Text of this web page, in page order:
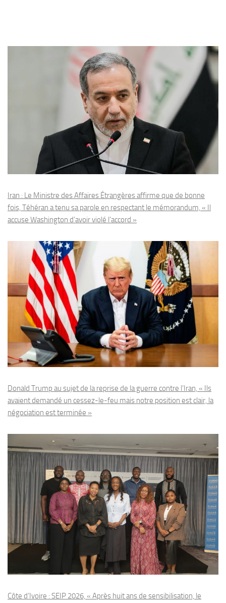
Iran : Le Ministre des Affaires Étrangères affirme que de bonne
fois, Téhéran a tenu sa parole en respectant le mémorandum, « Il
accuse Washington d’avoir violé l’accord »
Donald Trump au sujet de la reprise de la guerre contre l’Iran, « Ils
avaient demandé un cessez-le-feu mais notre position est clair, la
négociation est terminée »
Côte d’Ivoire : SEIP 2026, « Après huit ans de sensibilisation, le